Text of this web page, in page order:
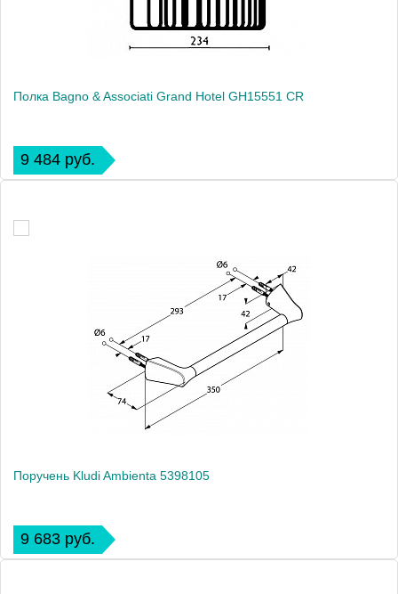
Полка Bagno & Associati Grand Hotel GH15551 CR
9 484 руб.
Поручень Kludi Ambienta 5398105
9 683 руб.